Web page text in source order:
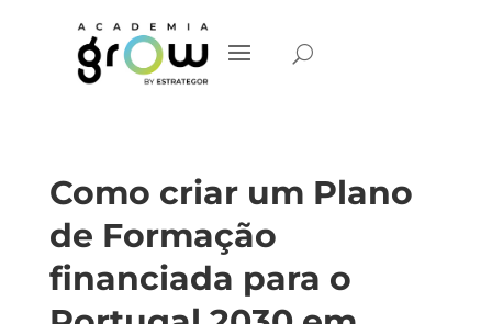
Como criar um Plano
de Formação
financiada para o